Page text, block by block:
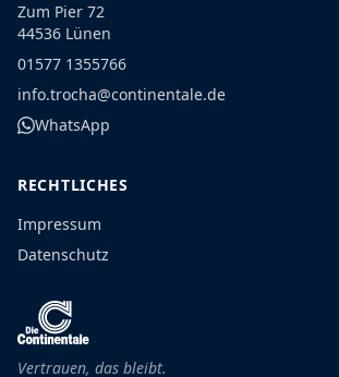
Zum Pier 72
44536 Lünen
01577 1355766
info.trocha@continentale.de
WhatsApp
RECHTLICHES
Impressum
Datenschutz
Vertrauen, das bleibt.